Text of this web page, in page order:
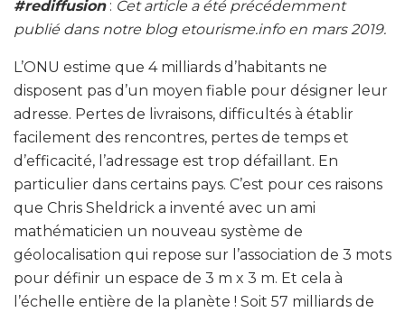
#rediffusion: Cet article a été précédemment
publié dans notre blog etourisme.info en mars 2019.
L’ONU estime que 4 milliards d’habitants ne
disposent pas d’un moyen fiable pour désigner leur
adresse. Pertes de livraisons, difficultés à établir
facilement des rencontres, pertes de temps et
d’efficacité, l’adressage est trop défaillant. En
particulier dans certains pays. C’est pour ces raisons
que Chris Sheldrick a inventé avec un ami
mathématicien un nouveau système de
géolocalisation qui repose sur l’association de 3 mots
pour définir un espace de 3 m x 3 m. Et cela à
l’échelle entière de la planète ! Soit 57 milliards de